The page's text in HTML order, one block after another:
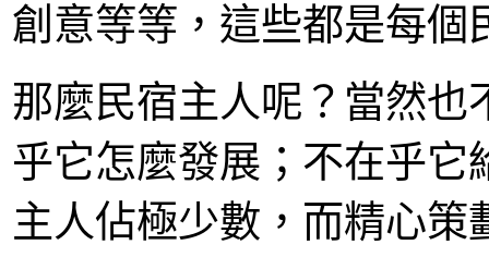
創意等等，這些都是每個
那麼民宿主人呢？當然也
乎它怎麼發展；不在乎它
主人佔極少數，而精心